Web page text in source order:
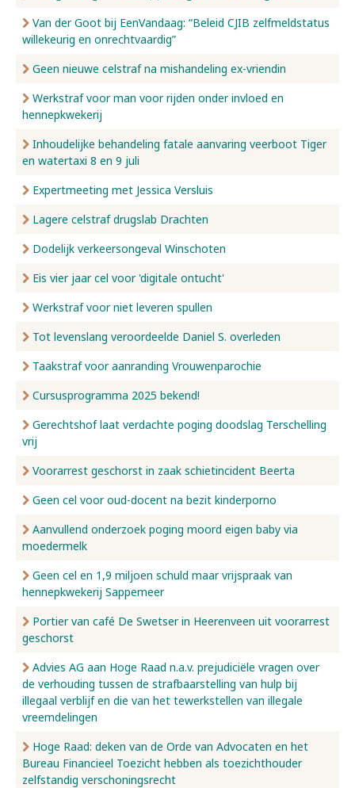
Van der Goot bij EenVandaag: “Beleid CJIB zelfmeldstatus
willekeurig en onrechtvaardig”
Geen nieuwe celstraf na mishandeling ex-vriendin
Werkstraf voor man voor rijden onder invloed en
hennepkwekerij
Inhoudelijke behandeling fatale aanvaring veerboot Tiger
en watertaxi 8 en 9 juli
Expertmeeting met Jessica Versluis
Lagere celstraf drugslab Drachten
Dodelijk verkeersongeval Winschoten
Eis vier jaar cel voor 'digitale ontucht'
Werkstraf voor niet leveren spullen
Tot levenslang veroordeelde Daniel S. overleden
Taakstraf voor aanranding Vrouwenparochie
Cursusprogramma 2025 bekend!
Gerechtshof laat verdachte poging doodslag Terschelling
vrij
Voorarrest geschorst in zaak schietincident Beerta
Geen cel voor oud-docent na bezit kinderporno
Aanvullend onderzoek poging moord eigen baby via
moedermelk
Geen cel en 1,9 miljoen schuld maar vrijspraak van
hennepkwekerij Sappemeer
Portier van café De Swetser in Heerenveen uit voorarrest
geschorst
Advies AG aan Hoge Raad n.a.v. prejudiciële vragen over
de verhouding tussen de strafbaarstelling van hulp bij
illegaal verblijf en die van het tewerkstellen van illegale
vreemdelingen
Hoge Raad: deken van de Orde van Advocaten en het
Bureau Financieel Toezicht hebben als toezichthouder
zelfstandig verschoningsrecht